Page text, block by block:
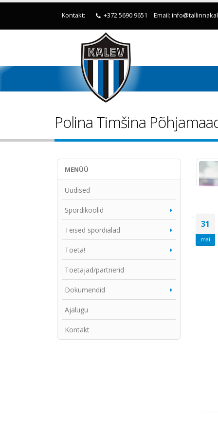
Kontakt: +372 5690 9651 Email:
Polina Timšina
MENÜÜ
Uudised
Spordikoolid
Teised spordialad
Toeta!
Toetajad/partnerid
Dokumendid
Ajalugu
Kontakt